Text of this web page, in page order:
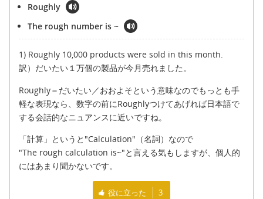
Roughly
The rough number is ~
1) Roughly 10,000 products were sold in this month.
訳）だいたい１万個の製品が今月売れました。
Roughly＝だいたい／おおよそという意味なのでもっとも手
軽な表現なら、数字の前にRoughlyつけてあげれば日本語で
する会話的なニュアンスに近いですね。
「計算」というと"Calculation"（名詞）なので
"The rough calculation is~"と言える気もしますが、個人的
にはあまり聞かないです。
役に立った 3